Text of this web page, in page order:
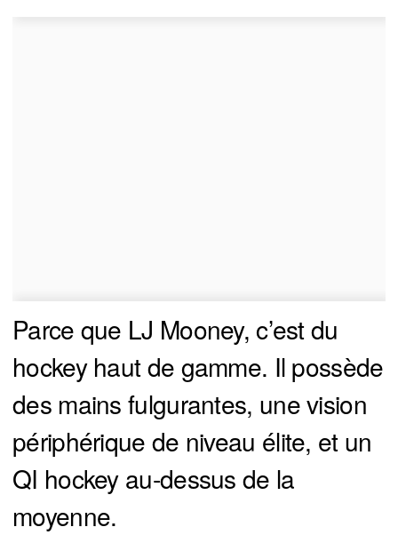
Parce que LJ Mooney, c’est du
hockey haut de gamme. Il possède
des mains fulgurantes, une vision
périphérique de niveau élite, et un
QI hockey au-dessus de la
moyenne.